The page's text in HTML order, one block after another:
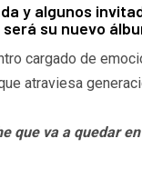
y algunos
su nuevo
cargado de
atraviesa
que va a quedar